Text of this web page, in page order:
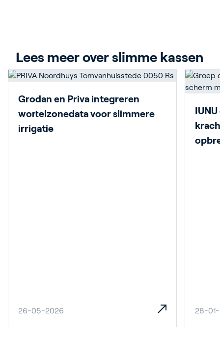
Lees meer over slimme kassen
Grodan en Priva integreren
wortelzonedata voor slimmere
irrigatie
26-05-2026 28-